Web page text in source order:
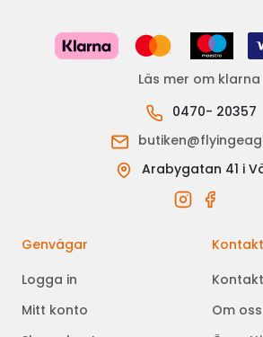
Läs mer om klarna
0470- 20357
Arabygatan 41 i
Genvägar
Logga in
Mitt konto
Om oss